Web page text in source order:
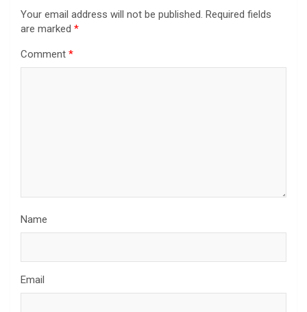
Your email address will not be published. Required fields
are marked *
Comment *
Name
Email